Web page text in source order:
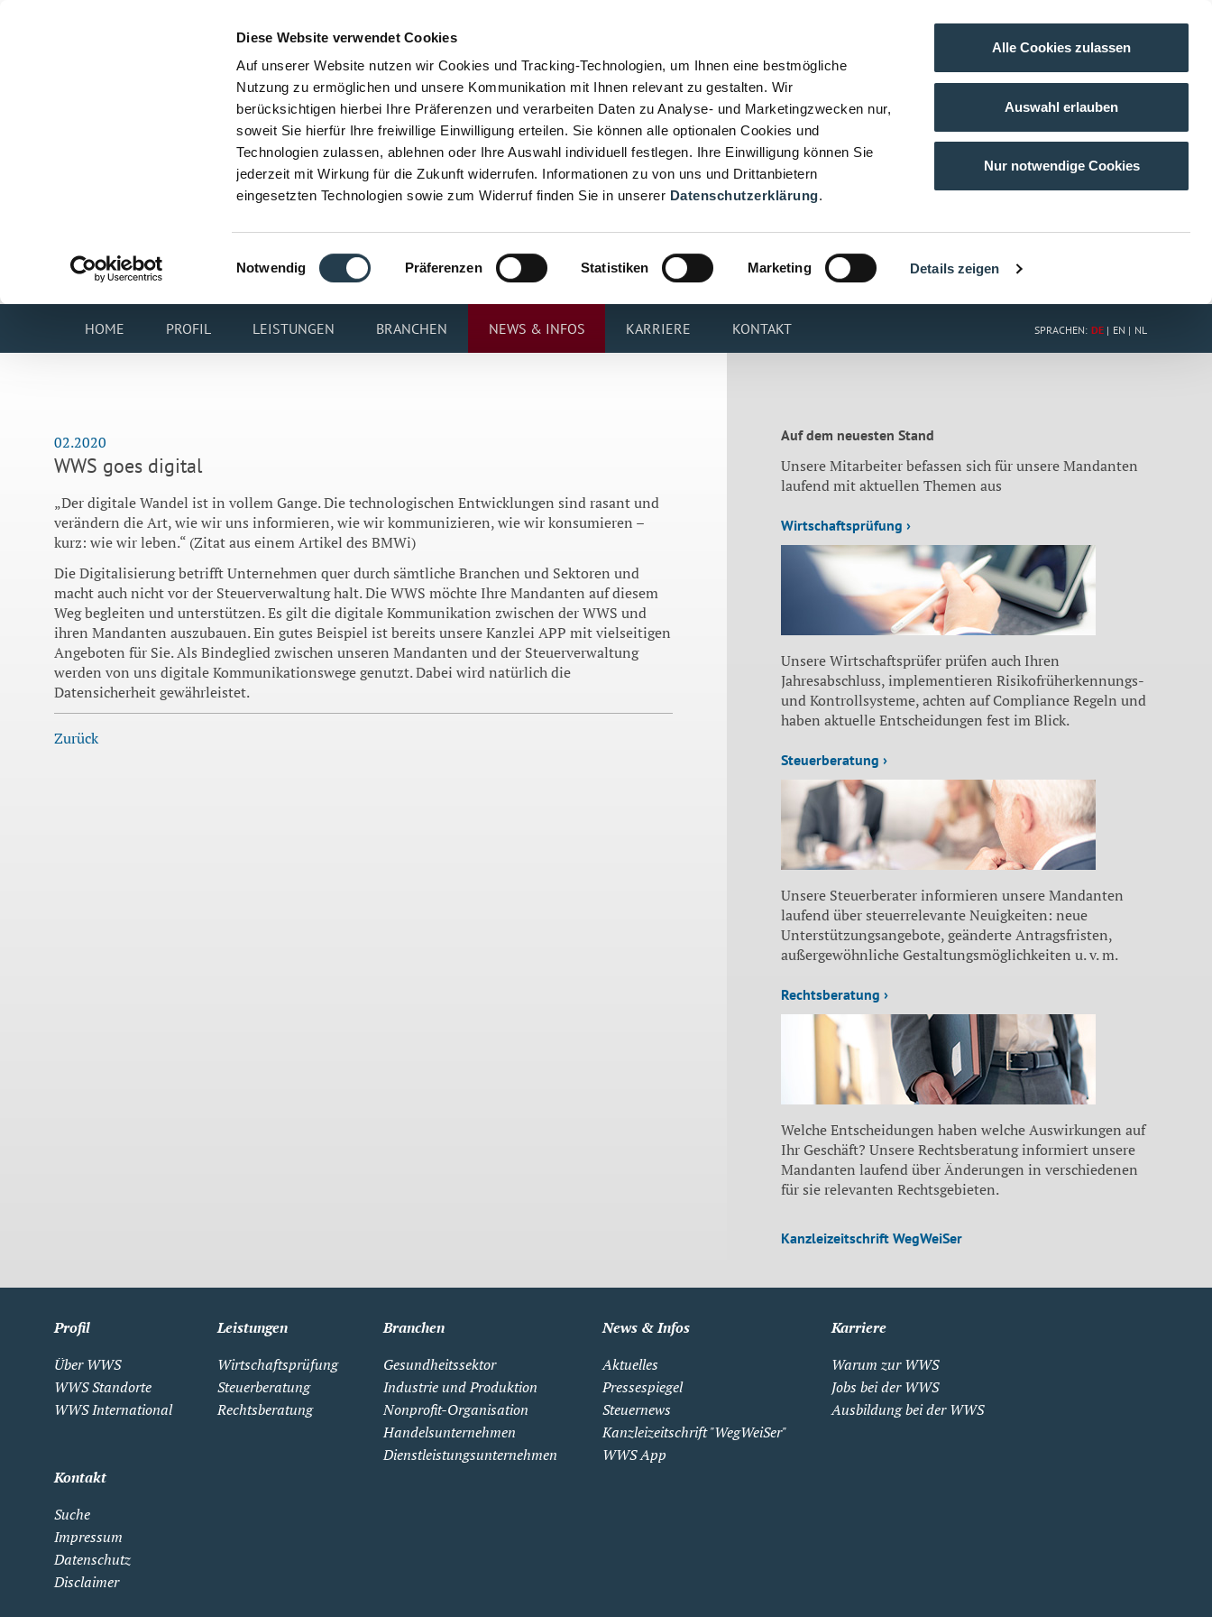
Diese Website verwendet Cookies
Auf unserer Website nutzen wir Cookies und Tracking-Technologien, um Ihnen eine bestmögliche
Nutzung zu ermöglichen und unsere Kommunikation mit Ihnen relevant zu gestalten. Wir
berücksichtigen hierbei Ihre Präferenzen und verarbeiten Daten zu Analyse- und Marketingzwecken nur,
soweit Sie hierfür Ihre freiwillige Einwilligung erteilen. Sie können alle optionalen Cookies und
Technologien zulassen, ablehnen oder Ihre Auswahl individuell festlegen. Ihre Einwilligung können Sie
jederzeit mit Wirkung für die Zukunft widerrufen. Informationen zu von uns und Drittanbietern
eingesetzten Technologien sowie zum Widerruf finden Sie in unserer Datenschutzerklärung.
Einwilligungsauswahl
Notwendig Präferenzen Statistiken Marketing Details zeigen
Alle Cookies zulassen
Auswahl erlauben
Nur notwendige Cookies
HOME PROFIL LEISTUNGEN BRANCHEN NEWS & INFOS KARRIERE KONTAKT SPRACHEN: DE EN NL
02.2020
WWS goes digital
„Der digitale Wandel ist in vollem Gange. Die technologischen Entwicklungen sind rasant und
verändern die Art, wie wir uns informieren, wie wir kommunizieren, wie wir konsumieren –
kurz: wie wir leben.“ (Zitat aus einem Artikel des BMWi)
Die Digitalisierung betrifft Unternehmen quer durch sämtliche Branchen und Sektoren und
macht auch nicht vor der Steuerverwaltung halt. Die WWS möchte Ihre Mandanten auf diesem
Weg begleiten und unterstützen. Es gilt die digitale Kommunikation zwischen der WWS und
ihren Mandanten auszubauen. Ein gutes Beispiel ist bereits unsere Kanzlei APP mit vielseitigen
Angeboten für Sie. Als Bindeglied zwischen unseren Mandanten und der Steuerverwaltung
werden von uns digitale Kommunikationswege genutzt. Dabei wird natürlich die
Datensicherheit gewährleistet.
Zurück
Auf dem neuesten Stand
Unsere Mitarbeiter befassen sich für unsere Mandanten
laufend mit aktuellen Themen aus
Wirtschaftsprüfung ›
Unsere Wirtschaftsprüfer prüfen auch Ihren
Jahresabschluss, implementieren Risikofrüherkennungs-
und Kontrollsysteme, achten auf Compliance Regeln und
haben aktuelle Entscheidungen fest im Blick.
Steuerberatung ›
Unsere Steuerberater informieren unsere Mandanten
laufend über steuerrelevante Neuigkeiten: neue
Unterstützungsangebote, geänderte Antragsfristen,
außergewöhnliche Gestaltungsmöglichkeiten u. v. m.
Rechtsberatung ›
Welche Entscheidungen haben welche Auswirkungen auf
Ihr Geschäft? Unsere Rechtsberatung informiert unsere
Mandanten laufend über Änderungen in verschiedenen
für sie relevanten Rechtsgebieten.
Kanzleizeitschrift WegWeiSer
Profil
Über WWS
WWS Standorte
WWS International
Leistungen
Wirtschaftsprüfung
Steuerberatung
Rechtsberatung
Branchen
Gesundheitssektor
Industrie und Produktion
Nonprofit-Organisation
Handelsunternehmen
Dienstleistungsunternehmen
News & Infos
Aktuelles
Pressespiegel
Steuernews
Kanzleizeitschrift "WegWeiSer"
WWS App
Karriere
Warum zur WWS
Jobs bei der WWS
Ausbildung bei der WWS
Kontakt
Suche
Impressum
Datenschutz
Disclaimer